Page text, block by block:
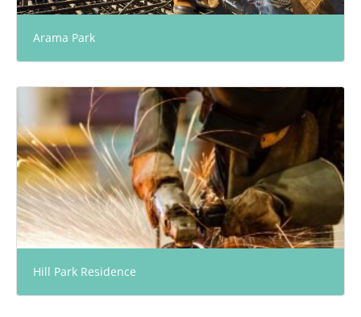
Arama Park
Hill Park Residence